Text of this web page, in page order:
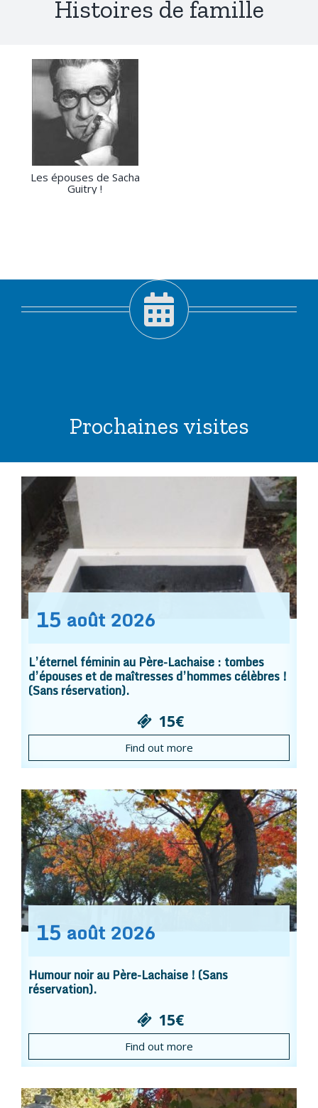
Histoires de famille
Les épouses de Sacha
Guitry !
Prochaines visites
15 août 2026
L’éternel féminin au Père-Lachaise : tombes
d’épouses et de maîtresses d’hommes célèbres !
(Sans réservation).
15€
Find out more
15 août 2026
Humour noir au Père-Lachaise ! (Sans
réservation).
15€
Find out more